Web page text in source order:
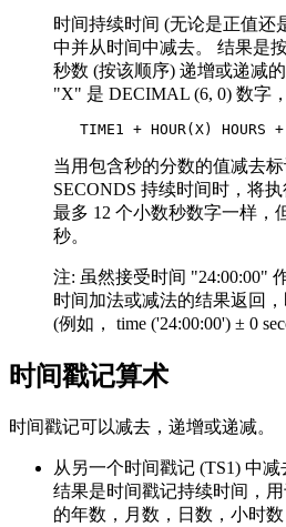
时间持续时间 (无论是正值还
中并从时间中减去。 结果是
秒数 (按该顺序) 递增或递减
"X" 是 DECIMAL (6, 0) 数字
TIME1 + HOUR(X) HOURS
当用包含秒的分数的值减去
SECONDS 持续时间时，将
最多 12 个小数秒数字一样，
秒。
注: 虽然接受时间 "24:00:00"
时间加法或减法的结果返回
(例如， time ('24:00:00') ± 0
时间戳记算术
时间戳记可以减去，递增或递减。
从另一个时间戳记 (TS1) 中
结果是时间戳记持续时间，
的年数，月数，日数，小时